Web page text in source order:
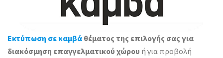
Εκτύπωση σε καμβά θέματος της επιλογής σας για
διακόσμηση επαγγελματικού χώρου ή για προβολή